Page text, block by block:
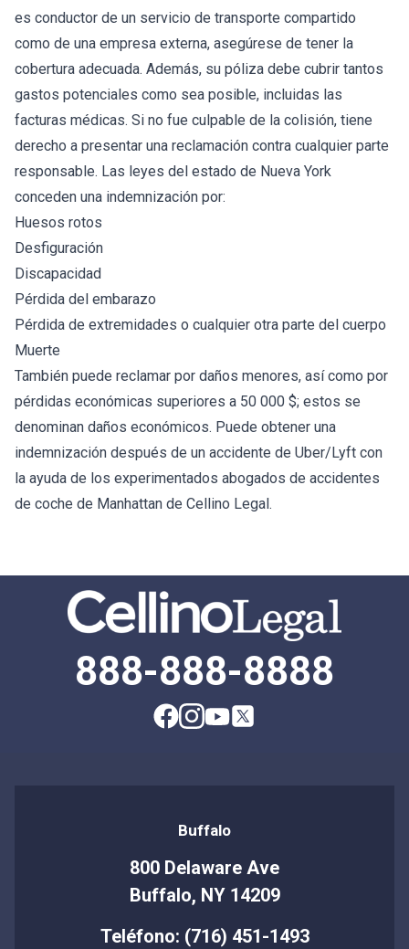
es conductor de un servicio de transporte compartido
como de una empresa externa, asegúrese de tener la
cobertura adecuada. Además, su póliza debe cubrir tantos
gastos potenciales como sea posible, incluidas las
facturas médicas. Si no fue culpable de la colisión, tiene
derecho a presentar una reclamación contra cualquier parte
responsable. Las leyes del estado de Nueva York
conceden una indemnización por:
Huesos rotos
Desfiguración
Discapacidad
Pérdida del embarazo
Pérdida de extremidades o cualquier otra parte del cuerpo
Muerte
También puede reclamar por daños menores, así como por
pérdidas económicas superiores a 50 000 $; estos se
denominan daños económicos. Puede obtener una
indemnización después de un accidente de Uber/Lyft con
la ayuda de los experimentados abogados de accidentes
de coche de Manhattan de Cellino Legal.
888-888-8888
Buffalo
800 Delaware Ave
Buffalo, NY 14209
Teléfono: (716) 451-1493